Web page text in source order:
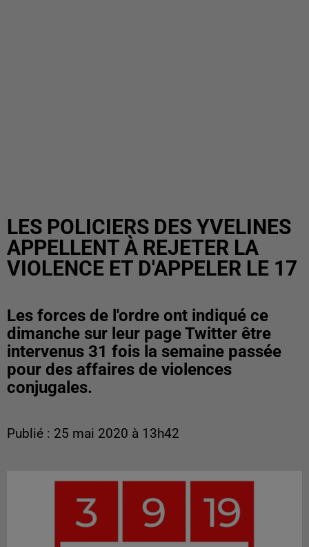
LES POLICIERS DES YVELINES
APPELLENT À REJETER LA
VIOLENCE ET D'APPELER LE 17
Les forces de l'ordre ont indiqué ce
dimanche sur leur page Twitter être
intervenus 31 fois la semaine passée
pour des affaires de violences
conjugales.
Publié : 25 mai 2020 à 13h42